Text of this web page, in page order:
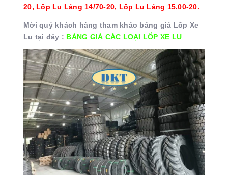
20, Lốp Lu Láng 14/70-20, Lốp Lu Láng 15.00-20.
Mời quý khách hàng tham khảo bảng giá Lốp Xe
Lu tại đây : BẢNG GIÁ CÁC LOẠI LỐP XE LU